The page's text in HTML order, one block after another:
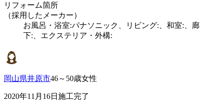
リフォーム箇所
（採用したメーカー）
お風呂・浴室:パナソニック、リビング:、和室:、廊
下:、エクステリア・外構:
岡山県井原市46～50歳女性
2020年11月16日施工完了